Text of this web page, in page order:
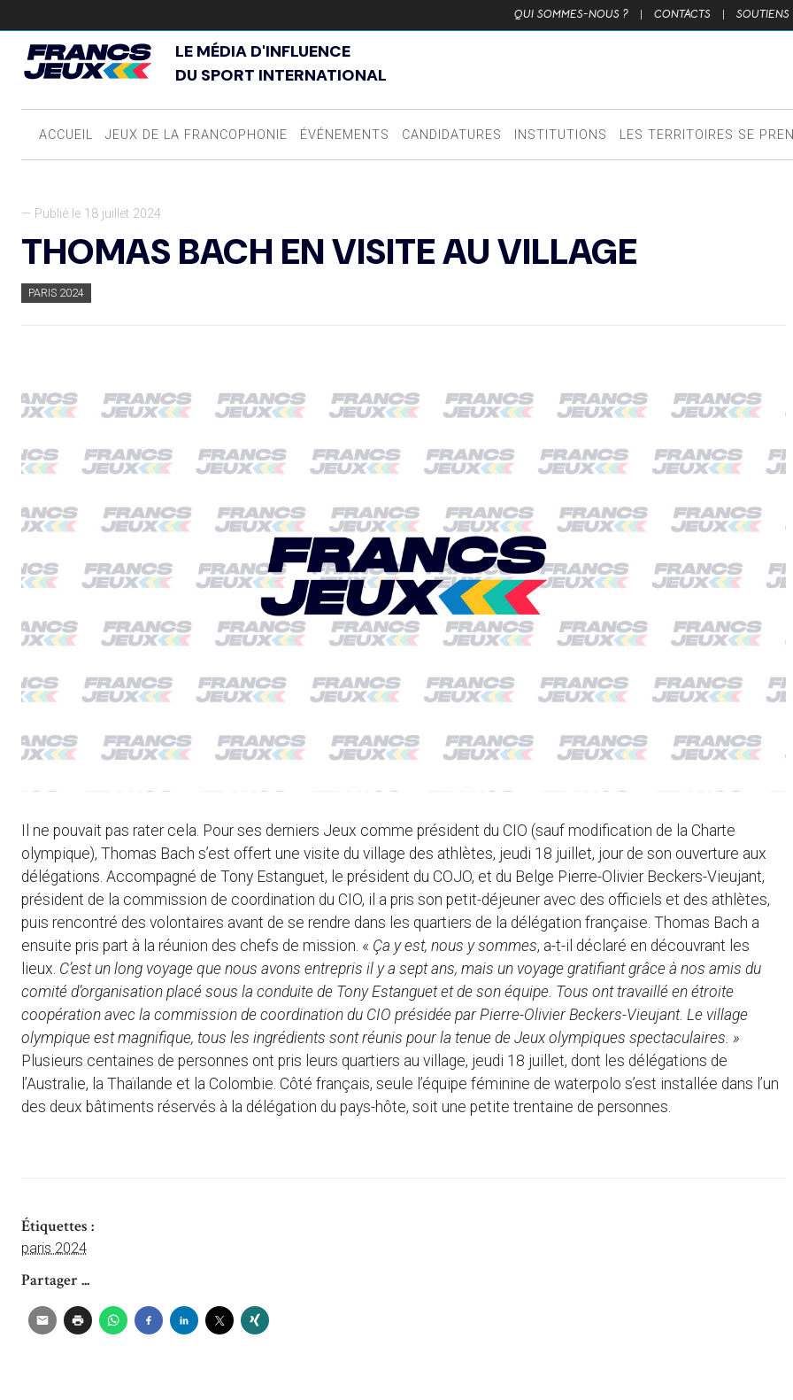
QUI SOMMES-NOUS ? | CONTACTS | SOUTIENS
LE MÉDIA D'INFLUENCE
DU SPORT INTERNATIONAL
ACCUEIL JEUX DE LA FRANCOPHONIE ÉVÉNEMENTS CANDIDATURES INSTITUTIONS LES TERRITOIRES SE
— Publié le 18 juillet 2024
THOMAS BACH EN VISITE AU VILLAGE
PARIS 2024
Il ne pouvait pas rater cela. Pour ses derniers Jeux comme président du CIO (sauf modification de la Charte
olympique), Thomas Bach s’est offert une visite du village des athlètes, jeudi 18 juillet, jour de son ouverture aux
délégations. Accompagné de Tony Estanguet, le président du COJO, et du Belge Pierre-Olivier Beckers-Vieujant,
président de la commission de coordination du CIO, il a pris son petit-déjeuner avec des officiels et des athlètes,
puis rencontré des volontaires avant de se rendre dans les quartiers de la délégation française. Thomas Bach a
ensuite pris part à la réunion des chefs de mission. « Ça y est, nous y sommes, a-t-il déclaré en découvrant les
lieux. C’est un long voyage que nous avons entrepris il y a sept ans, mais un voyage gratifiant grâce à nos amis du
comité d’organisation placé sous la conduite de Tony Estanguet et de son équipe. Tous ont travaillé en étroite
coopération avec la commission de coordination du CIO présidée par Pierre-Olivier Beckers-Vieujant. Le village
olympique est magnifique, tous les ingrédients sont réunis pour la tenue de Jeux olympiques spectaculaires. »
Plusieurs centaines de personnes ont pris leurs quartiers au village, jeudi 18 juillet, dont les délégations de
l’Australie, la Thaïlande et la Colombie. Côté français, seule l’équipe féminine de waterpolo s’est installée dans l’un
des deux bâtiments réservés à la délégation du pays-hôte, soit une petite trentaine de personnes.
Étiquettes :
paris 2024
Partager ...